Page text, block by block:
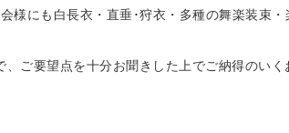
様にも白長衣・直垂･狩衣・多種の舞楽装束
ご要望点を十分お聞きした上でご納得のい